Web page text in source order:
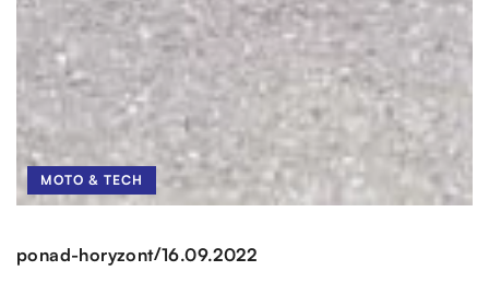
MOTO & TECH
ponad-horyzont/16.09.2022